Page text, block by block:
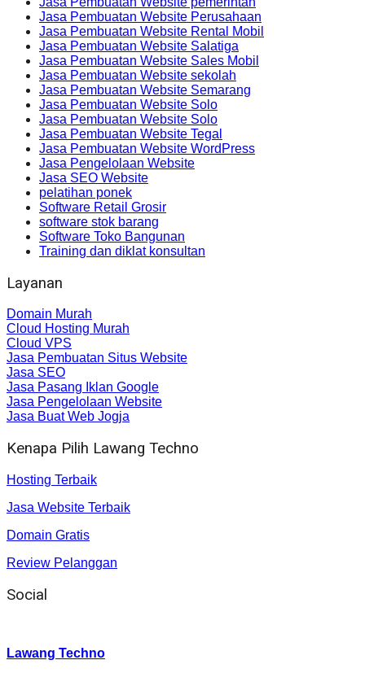
Jasa Pembuatan Website Perusahaan
Jasa Pembuatan Website Rental Mobil
Jasa Pembuatan Website Salatiga
Jasa Pembuatan Website Sales Mobil
Jasa Pembuatan Website sekolah
Jasa Pembuatan Website Semarang
Jasa Pembuatan Website Solo
Jasa Pembuatan Website Solo
Jasa Pembuatan Website Tegal
Jasa Pembuatan Website WordPress
Jasa Pengelolaan Website
Jasa SEO Website
pelatihan ponek
Software Retail Grosir
software stok barang
Software Toko Bangunan
Training dan diklat konsultan
Layanan
Domain Murah
Cloud Hosting Murah
Cloud VPS
Jasa Pembuatan Situs Website
Jasa SEO
Jasa Pasang Iklan Google
Jasa Pengelolaan Website
Jasa Buat Web Jogja
Kenapa Pilih Lawang Techno
Hosting Terbaik
Jasa Website Terbaik
Domain Gratis
Review Pelanggan
Social
Lawang Techno